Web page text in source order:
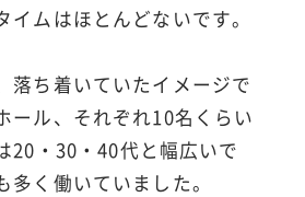
イムはほとんどないです。
落ち着いていたイメージで
ール、それぞれ10名くらい
20・30・40代と幅広いで
多く働いていました。